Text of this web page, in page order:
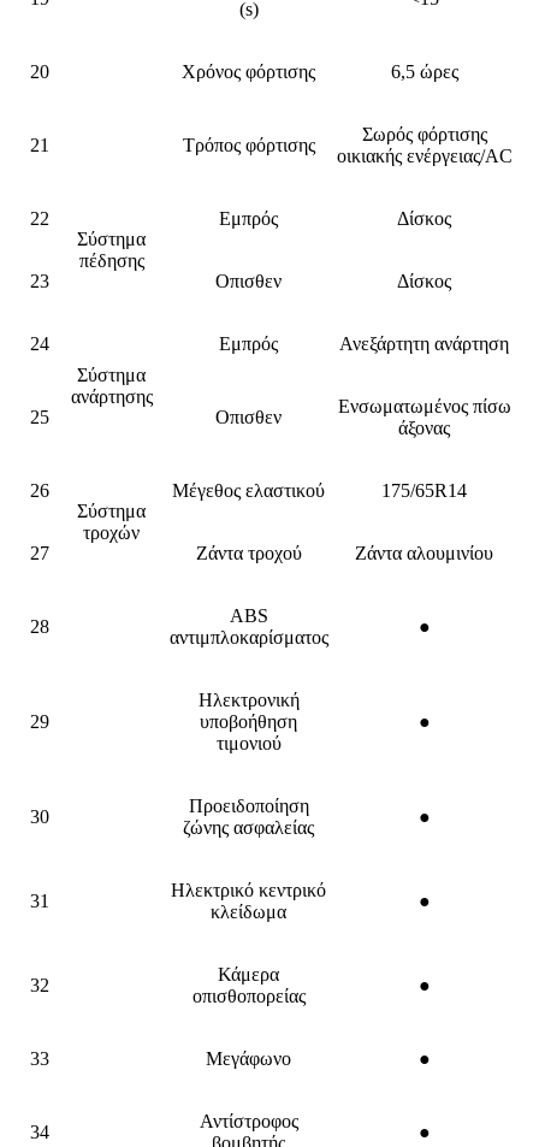
(s)
20 Χρόνος φόρτισης 6,5 ώρες
21 Τρόπος φόρτισης
Σωρός φόρτισης
οικιακής ενέργειας/AC
22
Σύστημα
πέδησης
Εμπρός Δίσκος
23 Οπισθεν Δίσκος
24
Σύστημα
ανάρτησης
Εμπρός Ανεξάρτητη ανάρτηση
25 Οπισθεν
Ενσωματωμένος πίσω
άξονας
26
Σύστημα
τροχών
Μέγεθος ελαστικού 175/65R14
27 Ζάντα τροχού Ζάντα αλουμινίου
28
ABS
αντιμπλοκαρίσματος
●
29
Ηλεκτρονική
υποβοήθηση
τιμονιού
●
30
Προειδοποίηση
ζώνης ασφαλείας
●
31
Ηλεκτρικό κεντρικό
κλείδωμα
●
32
Κάμερα
οπισθοπορείας
●
33 Μεγάφωνο ●
34
Αντίστροφος
βομβητής
●